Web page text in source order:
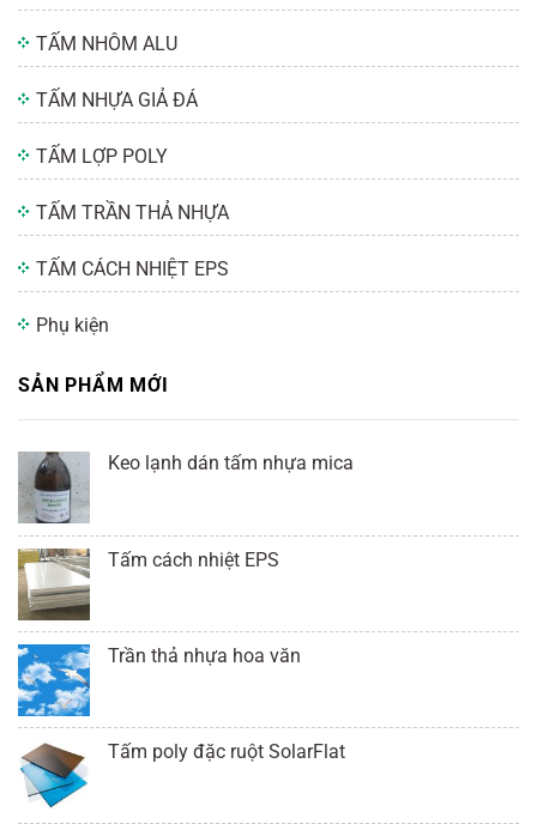
TẤM NHÔM ALU
TẤM NHỰA GIẢ ĐÁ
TẤM LỢP POLY
TẤM TRẦN THẢ NHỰA
TẤM CÁCH NHIỆT EPS
Phụ kiện
SẢN PHẨM MỚI
Keo lạnh dán tấm nhựa mica
Tấm cách nhiệt EPS
Trần thả nhựa hoa văn
Tấm poly đặc ruột SolarFlat